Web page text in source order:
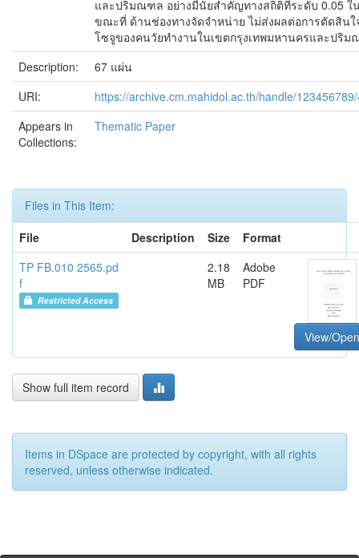
และปริมณฑล อย่างมีนัยสำคัญทางสถิติที่ระดับ 0.05 ใ
ขณะที่ ด้านช่องทางจัดจำหน่าย ไม่ส่งผลต่อการตัดสินใ
โซจูของคนวัยทำงานในเขตกรุงเทพมหานครและปริ
Description:
67 แผ่น
URI:
https://archive.cm.mahidol.ac.th/handle/
Appears in
Collections:
Thematic Paper
Files in This Item:
File
Description Size
Format
TP FB.010 2565.pd
f
Restricted Access
2.18
MB
Adobe
PDF
View/Open
Show full item record
Items in DSpace are protected by copyright, with all rights
reserved, unless otherwise indicated.